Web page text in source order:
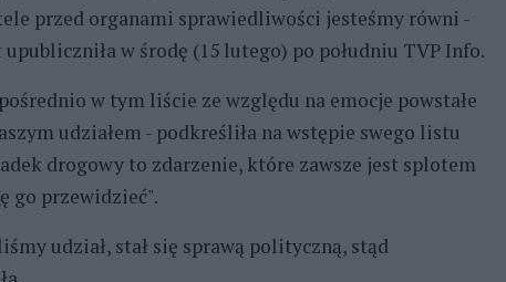
przed organami sprawiedliwości jesteśmy równi -
w środę (15 lutego) po południu TVP Info.
w tym liście ze względu na emocje powstałe
udziałem - podkreśliła na wstępie swego listu
drogowy to zdarzenie, które zawsze jest splotem
go przewidzieć".
udział, stał się sprawą polityczną, stąd